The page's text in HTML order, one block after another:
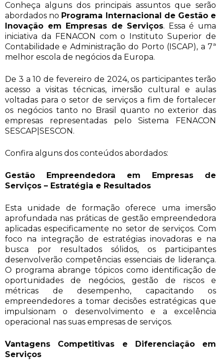
Conheça alguns dos principais assuntos que serão
abordados no Programa Internacional de Gestão e
Inovação em Empresas de Serviços. Essa é uma
iniciativa da FENACON com o Instituto Superior de
Contabilidade e Administração do Porto (ISCAP), a 7ª
melhor escola de negócios da Europa.
De 3 a 10 de fevereiro de 2024, os participantes terão
acesso a visitas técnicas, imersão cultural e aulas
voltadas para o setor de serviços a fim de fortalecer
os negócios tanto no Brasil quanto no exterior das
empresas representadas pelo Sistema FENACON
SESCAP|SESCON.
Confira alguns dos conteúdos abordados:
Gestão Empreendedora em Empresas de
Serviços – Estratégia e Resultados
Esta unidade de formação oferece uma imersão
aprofundada nas práticas de gestão empreendedora
aplicadas especificamente no setor de serviços. Com
foco na integração de estratégias inovadoras e na
busca por resultados sólidos, os participantes
desenvolverão competências essenciais de liderança.
O programa abrange tópicos como identificação de
oportunidades de negócios, gestão de riscos e
métricas de desempenho, capacitando os
empreendedores a tomar decisões estratégicas que
impulsionam o desenvolvimento e a excelência
operacional nas suas empresas de serviços.
Vantagens Competitivas e Diferenciação em
Serviços